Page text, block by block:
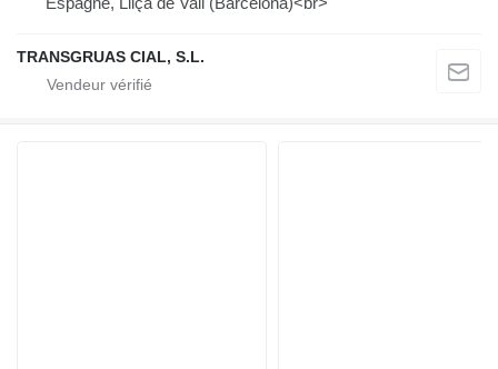
TRANSGRUAS CIAL, S.L.